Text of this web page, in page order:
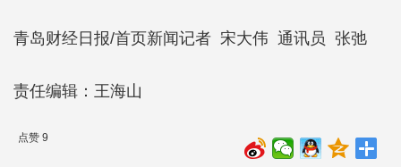
青岛财经日报/首页新闻记者 宋大伟 通讯员 张弛
责任编辑：王海山
点赞 9